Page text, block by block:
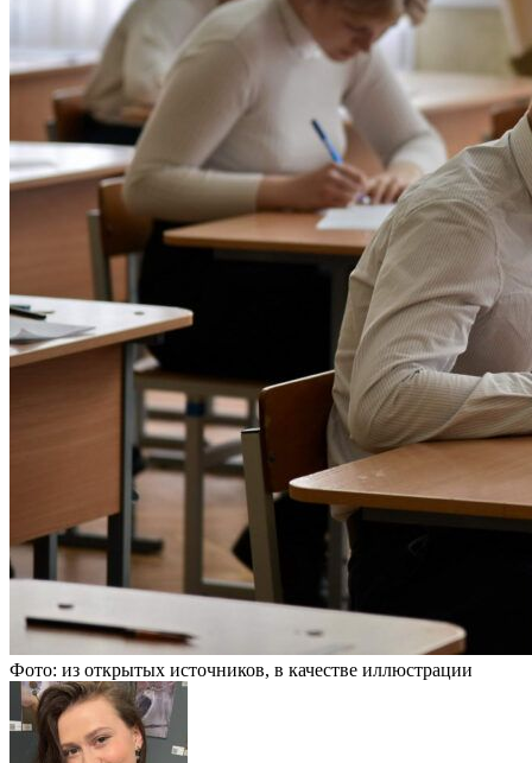
Фото: из открытых источников, в качестве иллюстрации